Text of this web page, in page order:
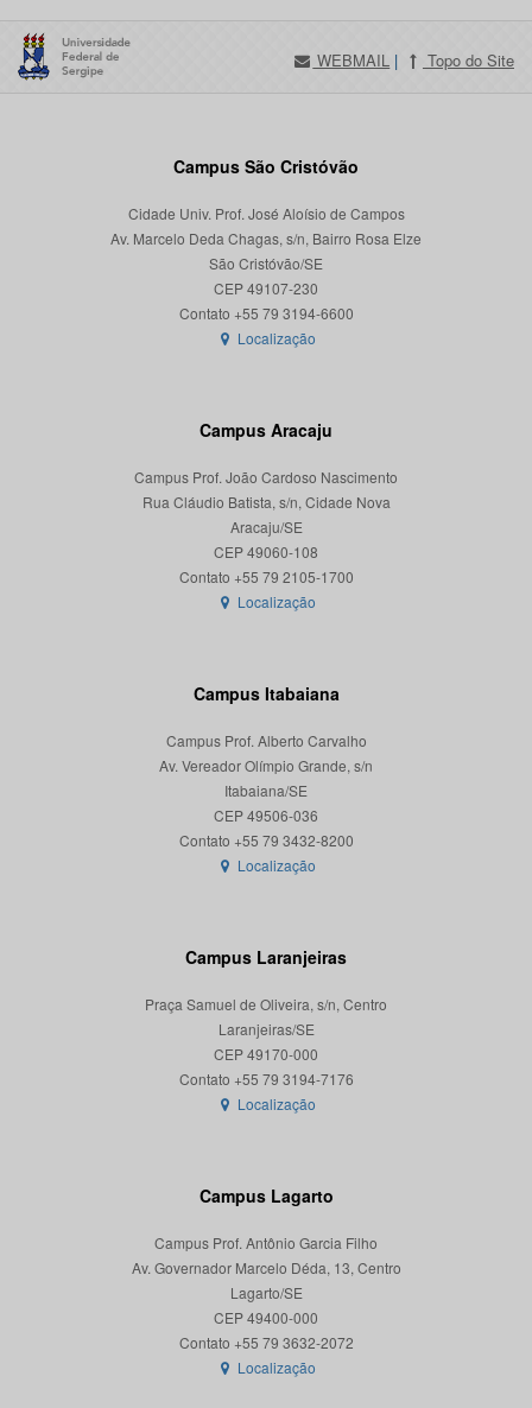
WEBMAIL | Topo do Site
Campus São Cristóvão
Cidade Univ. Prof. José Aloísio de Campos
Av. Marcelo Deda Chagas, s/n, Bairro Rosa Elze
São Cristóvão/SE
CEP 49107-230
Localização
Campus Aracaju
Campus Prof. João Cardoso Nascimento
Rua Cláudio Batista, s/n, Cidade Nova
Aracaju/SE
CEP 49060-108
Localização
Campus Itabaiana
Campus Prof. Alberto Carvalho
Av. Vereador Olímpio Grande, s/n
Itabaiana/SE
CEP 49506-036
Localização
Campus Laranjeiras
Praça Samuel de Oliveira, s/n, Centro
Laranjeiras/SE
CEP 49170-000
Localização
Campus Lagarto
Campus Prof. Antônio Garcia Filho
Av. Governador Marcelo Déda, 13, Centro
Lagarto/SE
CEP 49400-000
Localização